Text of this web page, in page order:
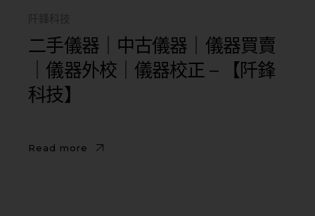
阡鋒科技
二手儀器｜中古儀器｜儀器買賣
｜儀器外校｜儀器校正 – 【阡鋒
科技】
Read more